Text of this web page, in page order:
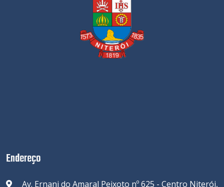
Endereço
Av. Ernani do Amaral Peixoto nº 625 - Centro Niterói,